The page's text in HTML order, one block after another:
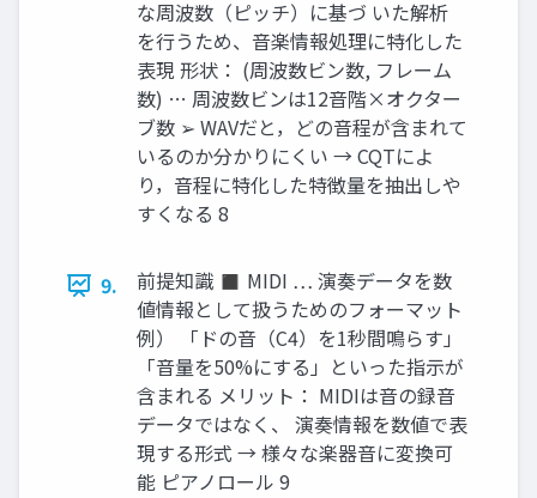
な周波数（ピッチ）に基づ いた解析
を行うため、音楽情報処理に特化した
表現 形状： (周波数ビン数, フレーム
数) … 周波数ビンは12音階×オクター
ブ数 ➢ WAVだと，どの音程が含まれて
いるのか分かりにくい → CQTによ
り，音程に特化した特徴量を抽出しや
すくなる 8
9.
前提知識 ◼ MIDI … 演奏データを数
値情報として扱うためのフォーマット
例） 「ドの音（C4）を1秒間鳴らす」
「音量を50%にする」といった指示が
含まれる メリット： MIDIは音の録音
データではなく、 演奏情報を数値で表
現する形式 → 様々な楽器音に変換可
能 ピアノロール 9